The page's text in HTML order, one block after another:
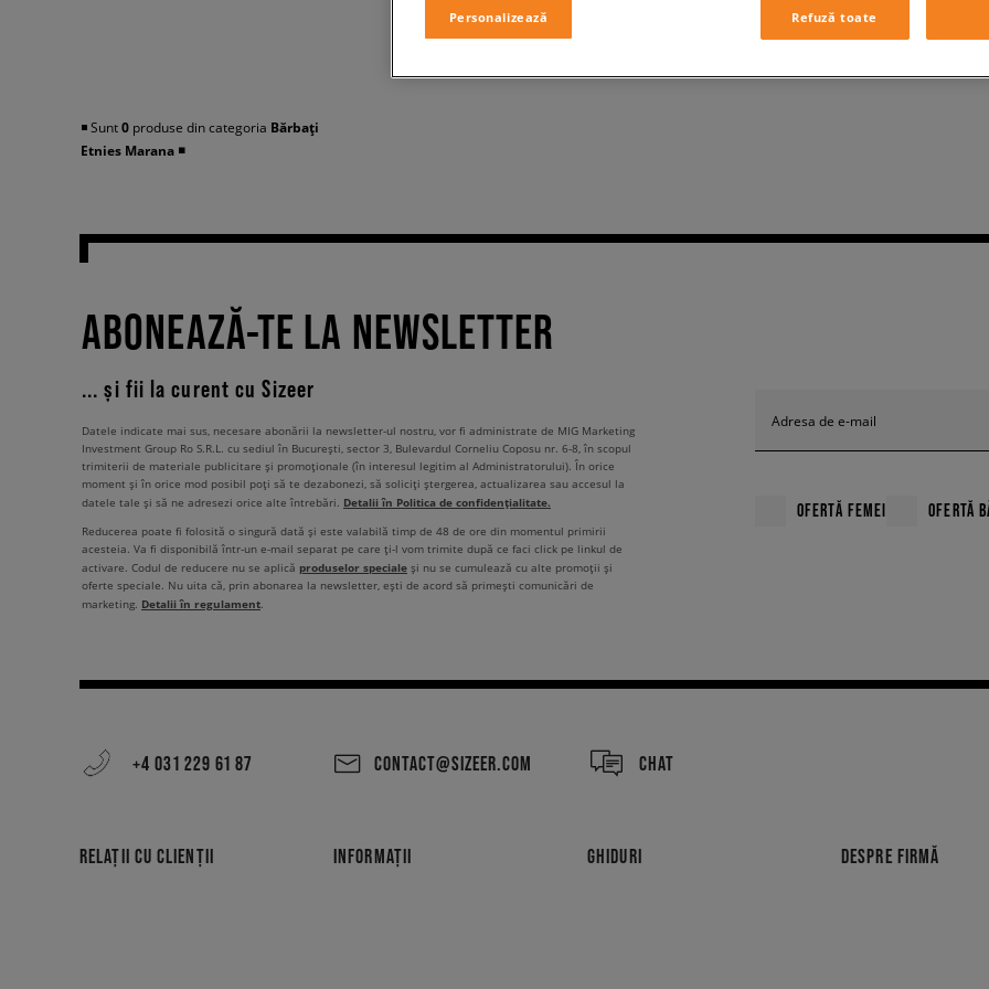
◾️ Sunt0 produse din categoria Bărbați
Etnies Marana ◾️
ABONEAZĂ-TE LA NEWSLETTER
... și fii la curent cu Sizeer
Adresa de e-mail
OFERTĂ FEMEI OFERTĂ
Datele indicate mai sus, necesare abonării la newsletter-ul nostru, vor fi administrate de MIG Marketing
Investment Group Ro S.R.L. cu sediul în București, sector 3, Bulevardul Corneliu Coposu nr. 6-8, în scopul
trimiterii de materiale publicitare și promoționale (în interesul legitim al Administratorului). În orice
moment și în orice mod posibil poți să te dezabonezi, să soliciți ștergerea, actualizarea sau accesul la
datele tale și să ne adresezi orice alte întrebări. Detalii în Politica de confidențialitate.
Reducerea poate fi folosită o singură dată și este valabilă timp de 48 de ore din momentul primirii
acesteia. Va fi disponibilă într-un e-mail separat pe care ți-l vom trimite după ce faci click pe linkul de
activare. Codul de reducere nu se aplică produselor speciale și nu se cumulează cu alte promoții și
oferte speciale. Nu uita că, prin abonarea la newsletter, ești de acord să primești comunicări de
marketing. Detalii în regulament.
+4 031 229 61 87 CONTACT@SIZEER.COM CHAT
RELAȚII CU CLIENȚII INFORMAȚII GHIDURI DESPRE FIRMĂ
Personalizează Refuză toate